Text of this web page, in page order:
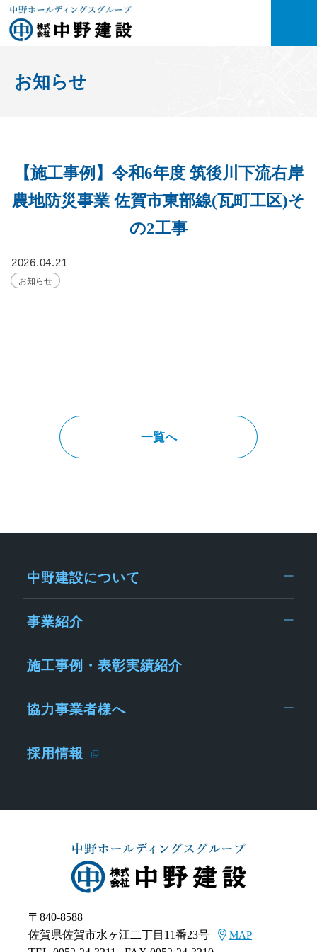
お知らせ
【施工事例】令和6年度 筑後川下流右岸
農地防災事業 佐賀市東部線(瓦町工区)そ
の2工事
2026.04.21
お知らせ
一覧へ
中野建設について
事業紹介
施工事例・表彰実績紹介
協力事業者様へ
採用情報
〒840-8588
佐賀県佐賀市水ヶ江二丁目11番23号
MAP